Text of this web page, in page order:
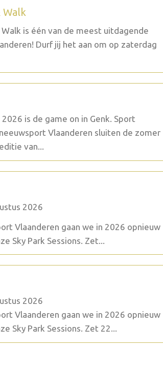
Walk
Walk is één van de meest uitdagende
Durf jij het aan om op zaterdag
is de game on in Genk. Sport
Vlaanderen sluiten de zomer
van...
2026
Vlaanderen gaan we in 2026 opnieuw
Sky Park Sessions. Zet...
2026
Vlaanderen gaan we in 2026 opnieuw
Sky Park Sessions. Zet 22...